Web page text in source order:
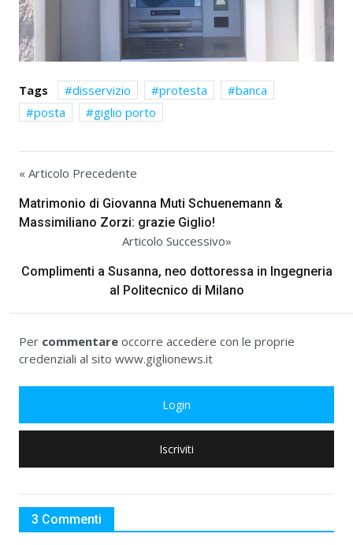
Tags disservizio protesta
banca
posta
giglio porto
« Articolo Precedente
Matrimonio di Giovanna Muti Schuenemann &
Massimiliano Zorzi: grazie Giglio!
Articolo Successivo»
Complimenti a Susanna, neo dottoressa in Ingegneria
al Politecnico di Milano
Per commentare occorre accedere con le proprie
credenziali al sito www.giglionews.it
Login
Iscriviti
3 Commenti